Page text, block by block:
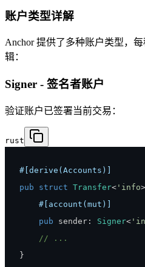
账户类型详解
Anchor 提供了多种账户类型，
辑：
Signer - 签名者账户
验证账户已签署当前交易：
rust
#[derive(Accounts)]
pub
struct Transfer< 'info>
#[account(mut)]
pub sender : Signer<
// ...
}